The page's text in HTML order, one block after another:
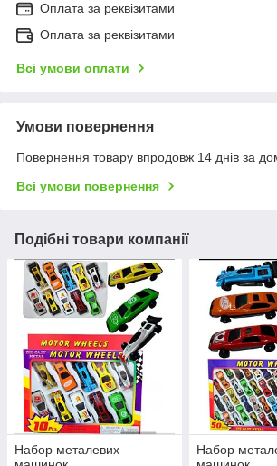
Оплата за реквізитами
Оплата за реквізитами
Всі умови оплати
Умови повернення
Повернення товару впродовж 14 днів за
Всі умови повернення
Подібні товари компанії
Набор металевих
Набор